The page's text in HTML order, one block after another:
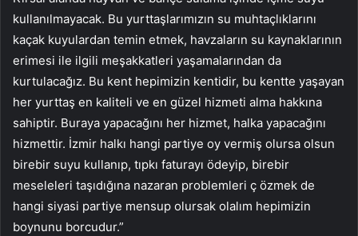
kullanılmayacak. Bu yurttaşlarımızın su muhtaçlıklarını
kaçak kuyulardan temin etmek, havzaların su kaynaklarının
erimesi ile ilgili meşakkatleri yaşamalarından da
kurtulacağız. Bu kent hepimizin kentidir, bu kentte yaşayan
her yurttaş en kaliteli ve en güzel hizmeti alma hakkına
sahiptir. Buraya yapacağını her hizmet, halka yapacağını
hizmettir. İzmir halkı hangi partiye oy vermiş olursa olsun
birebir suyu kullanıp, tıpkı faturayı ödeyip, birebir
meseleleri taşıdığına nazaran problemleri ç özmek de
hangi siyasi partiye mensup olursak olalım hepimizin
boynunu borcudur.”